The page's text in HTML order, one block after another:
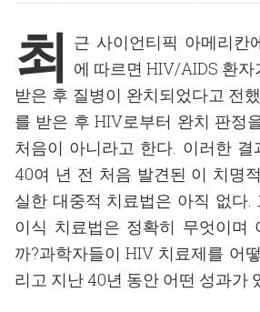
최 근 사이언티픽 아메리칸
에 따르면 HIV/AIDS 환
받은 후 질병이 완치되었다고 전
를 받은 후 HIV로부터 완치 판정
처음이 아니라고 한다. 이러한 결
40여 년 전 처음 발견된 이 치명
실한 대중적 치료법은 아직 없다.
이식 치료법은 정확히 무엇이며
까?과학자들이 HIV 치료제를 어
리고 지난 40년 동안 어떤 성과가